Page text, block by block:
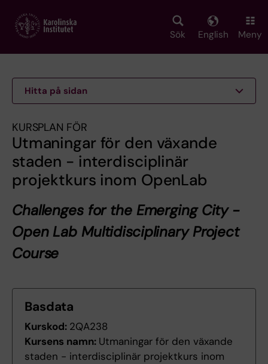
main
Sök English Meny
Hitta på sidan
KURSPLAN FÖR
Utmaningar för den växande
staden - interdisciplinär
projektkurs inom OpenLab
Challenges for the Emerging City -
Open Lab Multidisciplinary Project
Course
Basdata
Kurskod: 2QA238
Kursens namn: Utmaningar för den växande
staden - interdisciplinär projektkurs inom